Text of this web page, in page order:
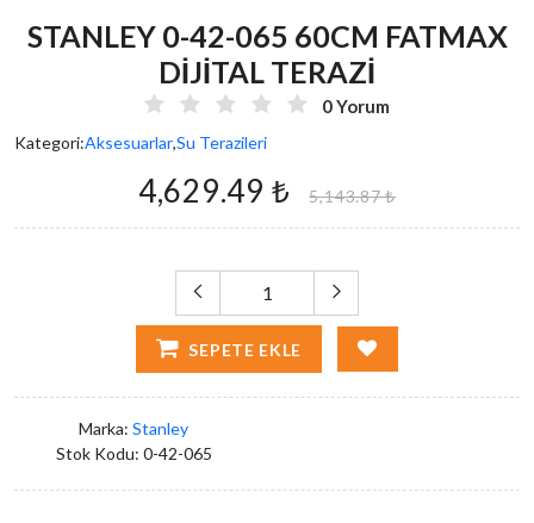
STANLEY 0-42-065 60CM FATMAX
DİJİTAL TERAZİ
0 Yorum
Kategori:Aksesuarlar,Su Terazileri
4,629.49 ₺ 5,143.87 ₺
SEPETE EKLE
Marka: Stanley
Stok Kodu: 0-42-065